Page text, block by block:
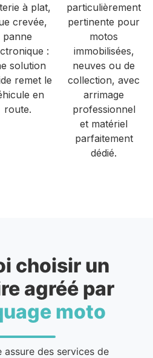
à plat,
crevée,
panne
:
solution
remet le
en
route.
particulièrement
pertinente pour
motos
immobilisées,
neuves ou de
collection, avec
arrimage
professionnel
et matériel
parfaitement
dédié.
choisir un
agréé par
moto
des services de